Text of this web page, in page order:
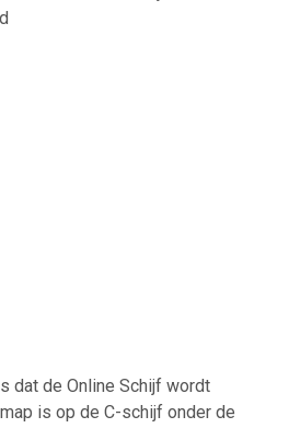
dat de Online Schijf wordt
is op de C-schijf onder de